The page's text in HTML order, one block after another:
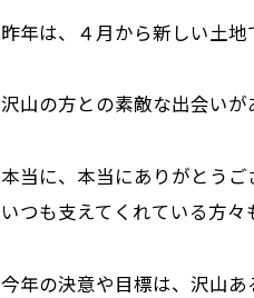
昨年は、４月から新しい土地
沢山の方との素敵な出会いが
本当に、本当にありがとうご
いつも支えてくれている方々
今年の決意や目標は、沢山